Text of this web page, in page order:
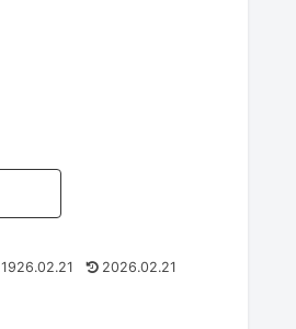
1926.02.21 2026.02.21